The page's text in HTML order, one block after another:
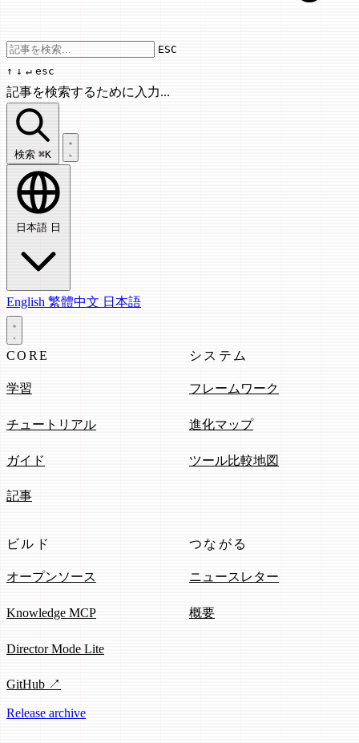
Use arrow keys to navigate results,
ESC
↑ ↓ ↵ esc
記事を検索するために入力...
記事を検索...
検索 ⌘K
日本語 日
English 繁體中文 日本語
CORE
学習
チュートリアル
ガイド
記事
システム
フレームワーク
進化マップ
ツール比較地図
ビルド
オープンソース
Knowledge MCP
Director Mode Lite
GitHub ↗
つながる
ニュースレター
概要
Release archive